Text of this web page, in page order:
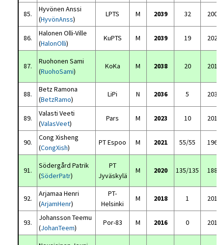
85.
Hyvönen Anssi
(HyvönAnss)
LPTS M 2039 32
86.
Halonen Olli-Ville
(HalonOlli)
KuPTS M 2039 19
87.
Ruohonen Sami
(RuohoSami)
KoKa M 2038 20
88.
Betz Ramona
(BetzRamo)
LiPi N 2036 5
89.
Valasti Veeti
(ValasVeet)
Pars M 2023 10
90.
Cong Xisheng
(CongXish)
PT Espoo M 2021 55/55
91.
Södergård Patrik
(SöderPatr)
PT
Jyväskylä
M 2020 135/135
92.
Arjamaa Henri
(ArjamHenr)
PT-
Helsinki
M 2018 1
93.
Johansson Teemu
(JohanTeem)
Por-83 M 2016 0